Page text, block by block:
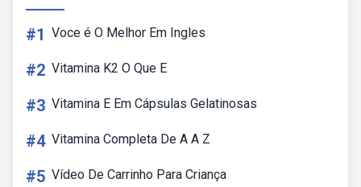
#1 Voce é O Melhor Em Ingles
#2 Vitamina K2 O Que E
#3 Vitamina E Em Cápsulas Gelatinosas
#4 Vitamina Completa De A A Z
#5 Vídeo De Carrinho Para Criança